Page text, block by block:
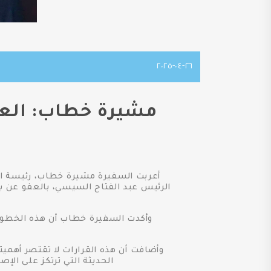
٢٦-٠٤-٢٠٢٥
أعربت السفيرة مشيرة خطاب، رئيسة
وأكدت السفيرة خطاب أن هذه
وأضافت أن هذه القرارات لا تقتصر
الحديثة التي ترتكز على